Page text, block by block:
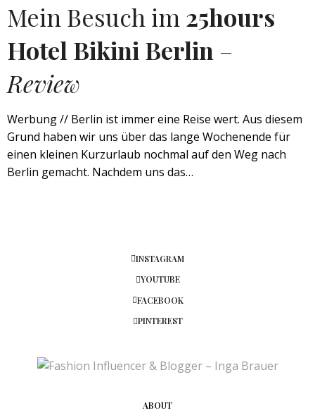
Mein Besuch im 25hours
Hotel Bikini Berlin –
Review
Werbung // Berlin ist immer eine Reise wert. Aus diesem
Grund haben wir uns über das lange Wochenende für
einen kleinen Kurzurlaub nochmal auf den Weg nach
Berlin gemacht. Nachdem uns das…
INSTAGRAM
YOUTUBE
FACEBOOK
PINTEREST
ABOUT